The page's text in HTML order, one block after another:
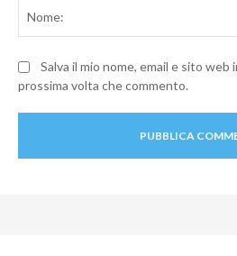
Salva il mio nome, email e sito
prossima volta che commento.